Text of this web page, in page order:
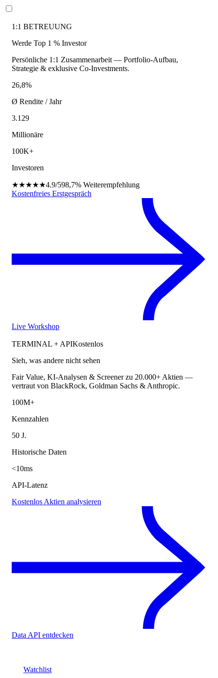
1:1 BETREUUNG
Werde Top 1 % Investor
Persönliche 1:1 Zusammenarbeit — Portfolio-Aufbau,
Strategie & exklusive Co-Investments.
26,8%
Ø Rendite / Jahr
3.129
Millionäre
100K+
Investoren
★★★★★4.9/598,7% Weiterempfehlung
Kostenfreies Erstgespräch
Live Workshop
TERMINAL + APIKostenlos
Sieh, was andere nicht sehen
Fair Value, KI-Analysen & Screener zu 20.000+ Aktien —
vertraut von BlackRock, Goldman Sachs & Anthropic.
100M+
Kennzahlen
50 J.
Historische Daten
<10ms
API-Latenz
Kostenlos Aktien analysieren
Data API entdecken
Watchlist